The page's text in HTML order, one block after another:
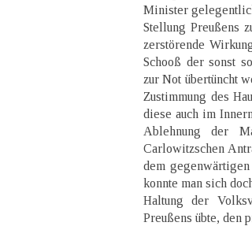
Minister
Stellung Preußens
zerstörende
Schooß der sonst
zur Not übertüncht
Zustimmung des
diese auch im
Ablehnung der
Carlowitzschen
dem
konnte man sich
Haltung der
Preußens übte, den